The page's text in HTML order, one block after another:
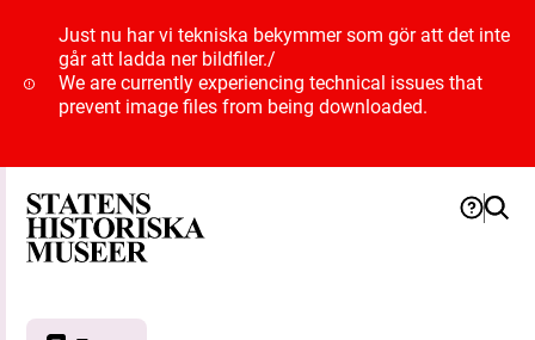
Just nu har vi tekniska bekymmer som gör att det inte
går att ladda ner bildfiler./
We are currently experiencing technical issues that
prevent image files from being downloaded.